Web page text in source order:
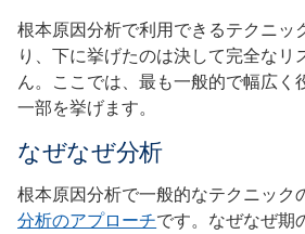
根本原因分析で利用できるテクニッ
り、下に挙げたのは決して完全なリ
ん。ここでは、最も一般的で幅広く
一部を挙げます。
なぜなぜ分析
根本原因分析で一般的なテクニック
分析のアプローチです。なぜなぜ期